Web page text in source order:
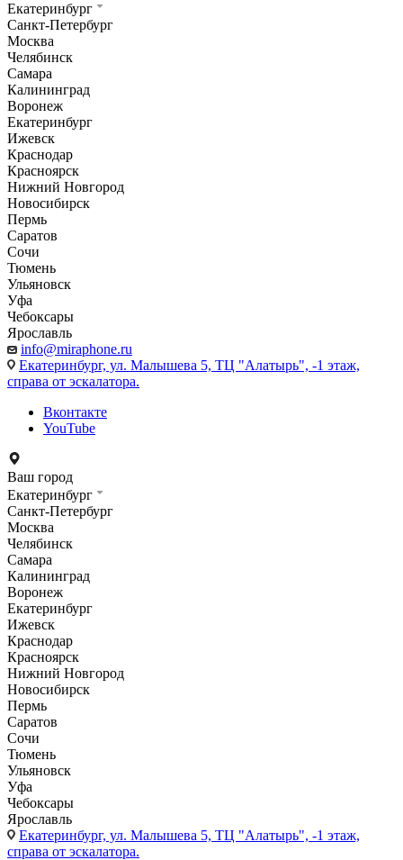
Екатеринбург
Санкт-Петербург
Москва
Челябинск
Самара
Калининград
Воронеж
Екатеринбург
Ижевск
Краснодар
Красноярск
Нижний Новгород
Новосибирск
Пермь
Саратов
Сочи
Тюмень
Ульяновск
Уфа
Чебоксары
Ярославль
info@miraphone.ru
Екатеринбург, ул. Малышева 5, ТЦ "Алатырь", -1 этаж,
справа от эскалатора.
Вконтакте
YouTube
Ваш город
Екатеринбург
Санкт-Петербург
Москва
Челябинск
Самара
Калининград
Воронеж
Екатеринбург
Ижевск
Краснодар
Красноярск
Нижний Новгород
Новосибирск
Пермь
Саратов
Сочи
Тюмень
Ульяновск
Уфа
Чебоксары
Ярославль
Екатеринбург, ул. Малышева 5, ТЦ "Алатырь", -1 этаж,
справа от эскалатора.